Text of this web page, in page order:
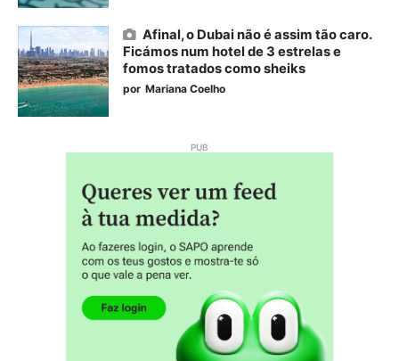
Afinal, o Dubai não é assim tão caro.
Ficámos num hotel de 3 estrelas e
fomos tratados como sheiks
por Mariana Coelho